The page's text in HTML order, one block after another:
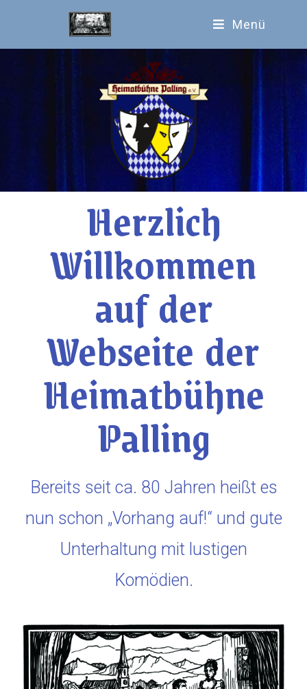
Menü
Herzlich
Willkommen
auf der
Webseite der
Heimatbühne
Palling
Bereits seit ca. 80 Jahren heißt es
nun schon „Vorhang auf!“ und gute
Unterhaltung mit lustigen
Komödien.